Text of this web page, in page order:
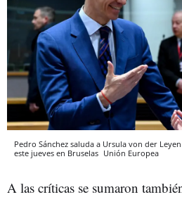
Pedro Sánchez saluda a Ursula von der
este jueves en Bruselas Unión Europea
A las críticas se sumaron